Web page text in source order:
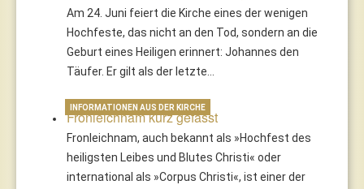
Am 24. Juni feiert die Kirche eines der wenigen
Hochfeste, das nicht an den Tod, sondern an die
Geburt eines Heiligen erinnert: Johannes den
Täufer. Er gilt als der letzte…
Fronleichnam kurz gefasst
Fronleichnam, auch bekannt als »Hochfest des
heiligsten Leibes und Blutes Christi« oder
international als »Corpus Christi«, ist einer der
INFORMATIONEN AUS DER KIRCHE